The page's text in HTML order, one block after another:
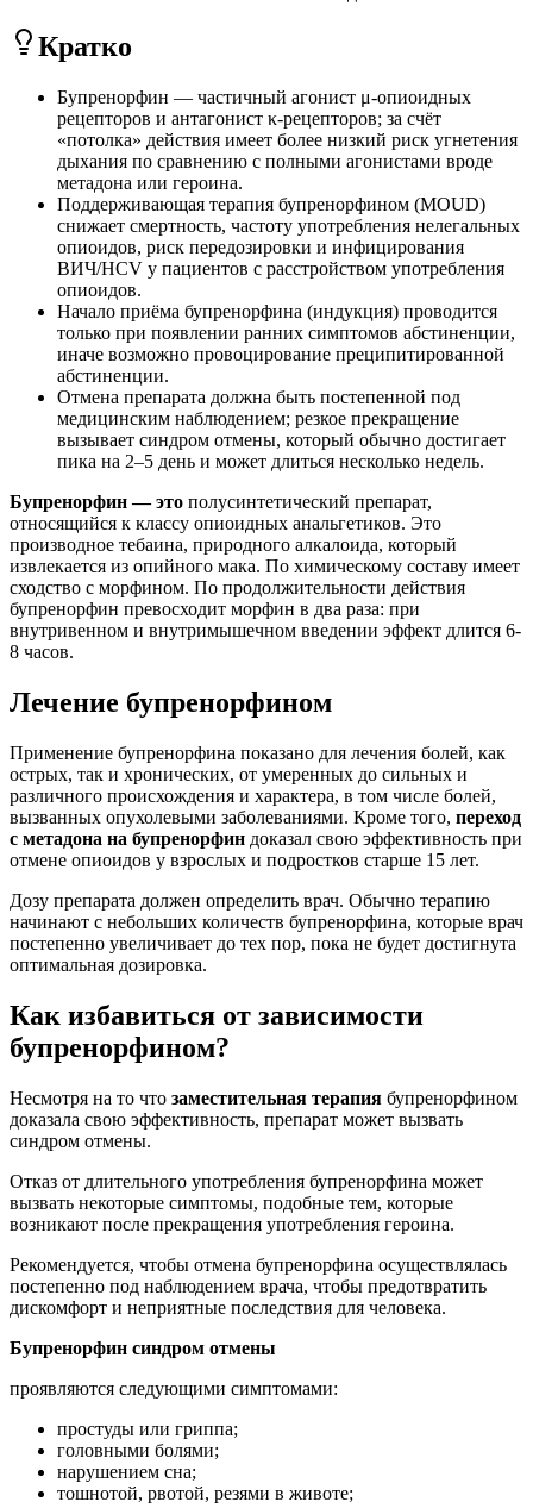
Кратко
Бупренорфин — частичный агонист μ-опиоидных
рецепторов и антагонист κ-рецепторов; за счёт
«потолка» действия имеет более низкий риск угнетения
дыхания по сравнению с полными агонистами вроде
метадона или героина.
Поддерживающая терапия бупренорфином (MOUD)
снижает смертность, частоту употребления нелегальных
опиоидов, риск передозировки и инфицирования
ВИЧ/HCV у пациентов с расстройством употребления
опиоидов.
Начало приёма бупренорфина (индукция) проводится
только при появлении ранних симптомов абстиненции,
иначе возможно провоцирование преципитированной
абстиненции.
Отмена препарата должна быть постепенной под
медицинским наблюдением; резкое прекращение
вызывает синдром отмены, который обычно достигает
пика на 2–5 день и может длиться несколько недель.
Бупренорфин — это полусинтетический препарат,
относящийся к классу опиоидных анальгетиков. Это
производное тебаина, природного алкалоида, который
извлекается из опийного мака. По химическому составу имеет
сходство с морфином. По продолжительности действия
бупренорфин превосходит морфин в два раза: при
внутривенном и внутримышечном введении эффект длится 6-
8 часов.
Лечение бупренорфином
Применение бупренорфина показано для лечения болей, как
острых, так и хронических, от умеренных до сильных и
различного происхождения и характера, в том числе болей,
вызванных опухолевыми заболеваниями. Кроме того, переход
с метадона на бупренорфин доказал свою эффективность при
отмене опиоидов у взрослых и подростков старше 15 лет.
Дозу препарата должен определить врач. Обычно терапию
начинают с небольших количеств бупренорфина, которые врач
постепенно увеличивает до тех пор, пока не будет достигнута
оптимальная дозировка.
Как избавиться от зависимости
бупренорфином?
Несмотря на то что заместительная терапия бупренорфином
доказала свою эффективность, препарат может вызвать
синдром отмены.
Отказ от длительного употребления бупренорфина может
вызвать некоторые симптомы, подобные тем, которые
возникают после прекращения употребления героина.
Рекомендуется, чтобы отмена бупренорфина осуществлялась
постепенно под наблюдением врача, чтобы предотвратить
дискомфорт и неприятные последствия для человека.
Бупренорфин синдром отмены
проявляются следующими симптомами:
простуды или гриппа;
головными болями;
нарушением сна;
тошнотой, рвотой, резями в животе;